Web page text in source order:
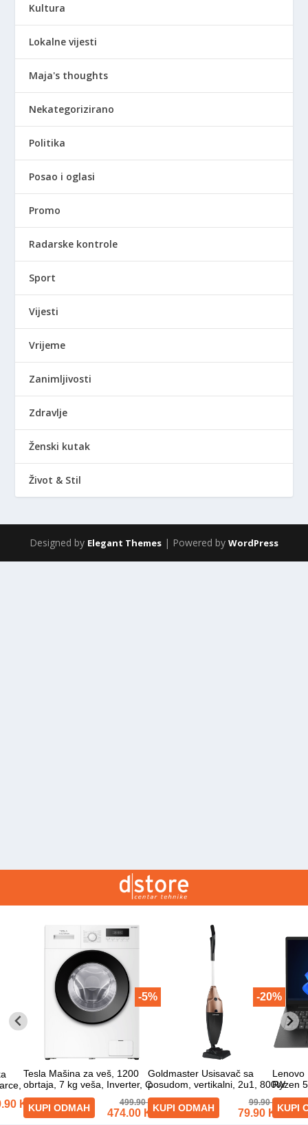
Kultura
Lokalne vijesti
Maja's thoughts
Nekategorizirano
Politika
Posao i oglasi
Promo
Radarske kontrole
Sport
Vijesti
Vrijeme
Zanimljivosti
Zdravlje
Ženski kutak
Život & Stil
Designed by Elegant Themes | Powered by WordPress